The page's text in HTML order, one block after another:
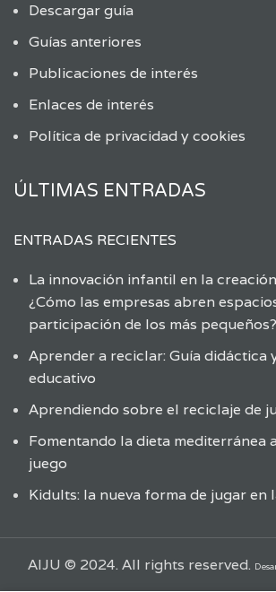
Descargar guía
Guías anteriores
Publicaciones de interés
Enlaces de interés
Política de privacidad y cookies
ÚLTIMAS ENTRADAS
ENTRADAS RECIENTES
La innovación infantil en la
¿Cómo las empresas abren
participación de los más pequeños?
Aprender a reciclar: Guía didáctica
educativo
Aprendiendo sobre el reciclaje de
Fomentando la dieta mediterránea
juego
Kidults: la nueva forma de jugar en
AIJU © 2024. All rights reserved.